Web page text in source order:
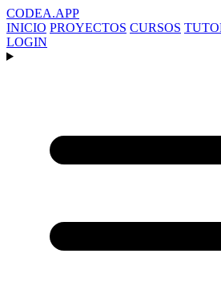
CODEA.APP
INICIO PROYECTOS CURSOS
LOGIN